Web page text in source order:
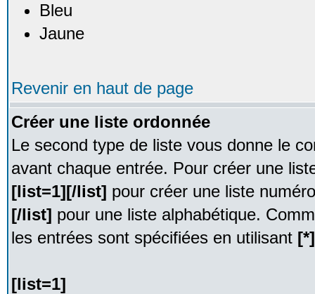
Bleu
Jaune
Revenir en haut de page
Créer une liste ordonnée
Le second type de liste vous donne le
avant chaque entrée. Pour créer une
[list=1][/list] pour créer une liste
[/list] pour une liste alphabétique.
les entrées sont spécifiées en utilisant [*]
[list=1]